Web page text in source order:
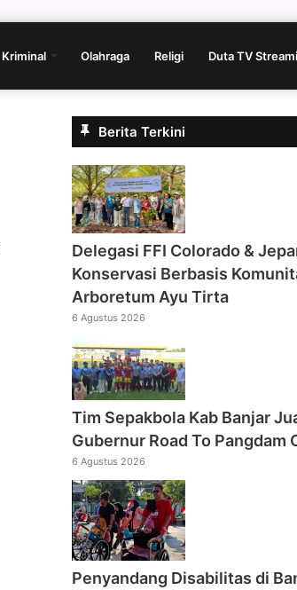
Kriminal Olahraga Religi Duta TV
Berita Terkini
Delegasi FFI Colorado &
Konservasi Berbasis
Arboretum Ayu Tirta
6 Agustus 2026
Tim Sepakbola Kab Banjar
Gubernur Road To Pangdam
6 Agustus 2026
Penyandang Disabilitas di